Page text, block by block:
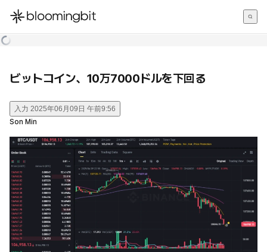
한국어
ビットコイン、10万7000ドルを下回る
入力 2025年06月09日 午前9:56
Son Min